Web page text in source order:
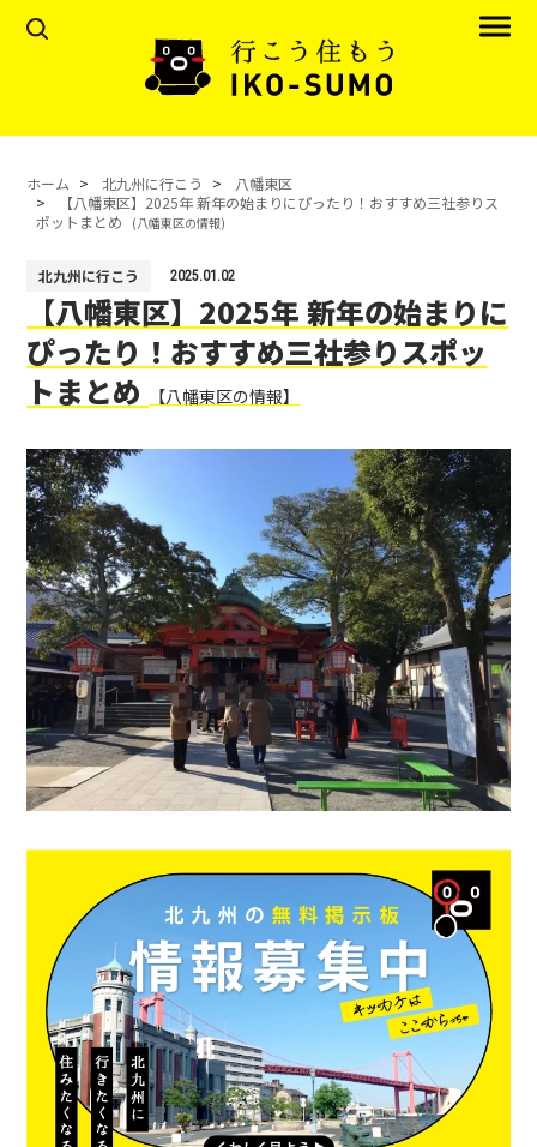
ホーム 北九州に行こう
八幡東区
【八幡東区】2025年 新年の始まりにぴったり！おすすめ三社参りス
ポットまとめ
(八幡東区の情報)
北九州に行こう 2025.01.02
【八幡東区】2025年 新年の始まりに
ぴったり！おすすめ三社参りスポッ
トまとめ
【八幡東区の情報】